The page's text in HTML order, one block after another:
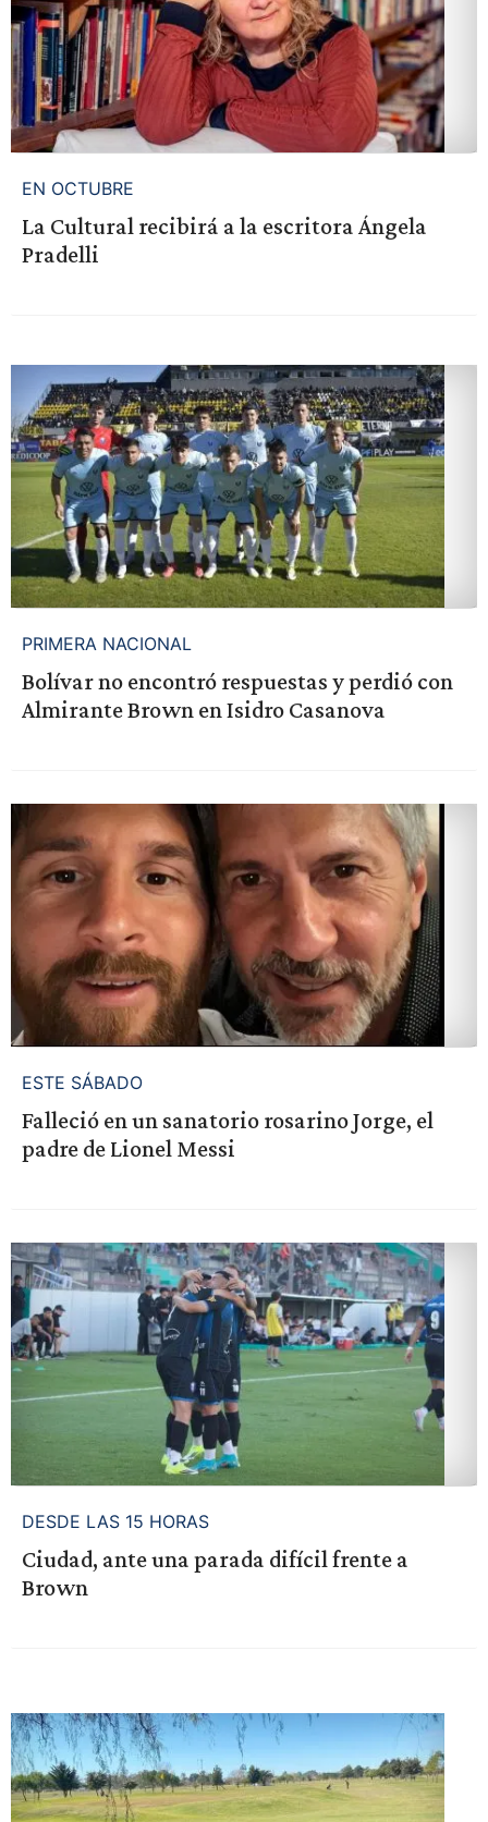
EN OCTUBRE
La Cultural recibirá a la escritora Ángela
Pradelli
PRIMERA NACIONAL
Bolívar no encontró respuestas y perdió con
Almirante Brown en Isidro Casanova
ESTE SÁBADO
Falleció en un sanatorio rosarino Jorge, el
padre de Lionel Messi
DESDE LAS 15 HORAS
Ciudad, ante una parada difícil frente a
Brown